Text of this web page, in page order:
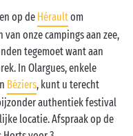
op de Héraultom
onze campings aan zee,
tegemoet want aan
In Olargues, enkele
Béziers, kunt u terecht
authentiek festival
locatie. Afspraak op de